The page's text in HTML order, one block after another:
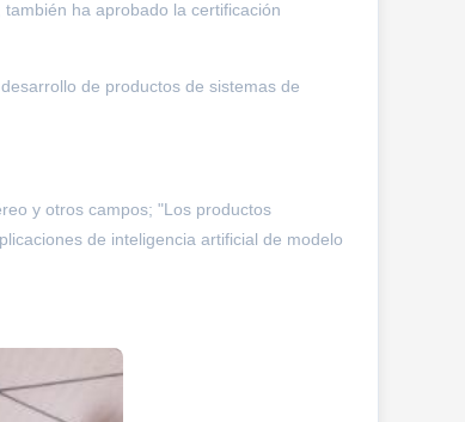
ha aprobado la certificación
de productos de sistemas de
y otros campos; "Los productos
de inteligencia artificial de modelo